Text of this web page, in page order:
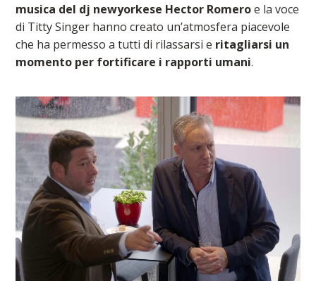
musica del dj newyorkese Hector Romeroe la voce
di Titty Singer hanno creato un’atmosfera piacevole
che ha permesso a tutti di rilassarsi e ritagliarsi un
momento per fortificare i rapporti umani.